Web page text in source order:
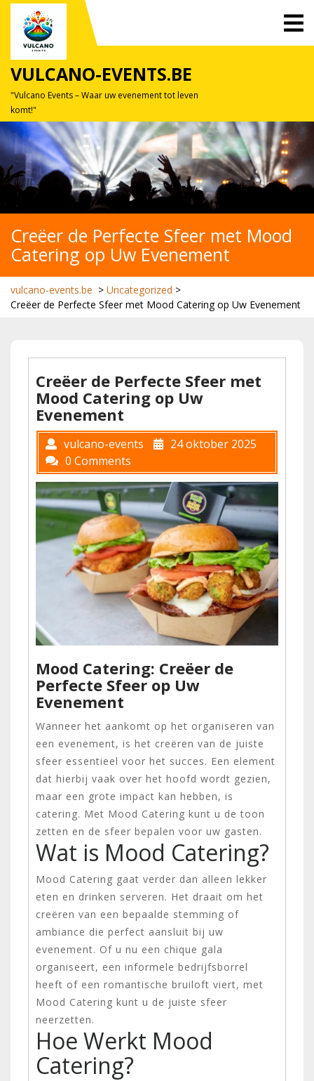
Skip
content
VULCANO-EVENTS.BE
"Vulcano Events – Waar uw evenement tot leven
komt!"
Creëer de Perfecte Sfeer met Mood
Catering op Uw Evenement
vulcano-events.be > Uncategorized >
Creëer de Perfecte Sfeer met Mood Catering op Uw Evenement
Creëer de Perfecte Sfeer met
Mood Catering op Uw
Evenement
vulcano-events
24 oktober 2025
0 Comments
Mood Catering: Creëer de
Perfecte Sfeer op Uw
Evenement
Wanneer het aankomt op het organiseren van
een evenement, is het creëren van de juiste
sfeer essentieel voor het succes. Een element
dat hierbij vaak over het hoofd wordt gezien,
maar een grote impact kan hebben, is
catering. Met Mood Catering kunt u de toon
zetten en de sfeer bepalen voor uw gasten.
Wat is Mood Catering?
Mood Catering gaat verder dan alleen lekker
eten en drinken serveren. Het draait om het
creëren van een bepaalde stemming of
ambiance die perfect aansluit bij uw
evenement. Of u nu een chique gala
organiseert, een informele bedrijfsborrel
heeft of een romantische bruiloft viert, met
Mood Catering kunt u de juiste sfeer
neerzetten.
Hoe Werkt Mood
Catering?